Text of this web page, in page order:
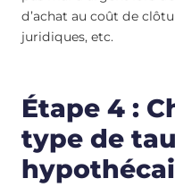
d’achat au coût de
juridiques, etc.
Étape 4 :
type de